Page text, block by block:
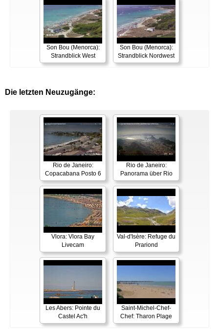
Son Bou (Menorca):
Strandblick West
Son Bou (Menorca):
Strandblick Nordwest
Die letzten Neuzugänge:
Rio de Janeiro:
Copacabana Posto 6
Rio de Janeiro:
Panorama über Rio
Vlora: Vlora Bay
Livecam
Val-d'Isère: Refuge du
Prariond
Les Abers: Pointe du
Castel Ac'h
Saint-Michel-Chef-
Chef: Tharon Plage